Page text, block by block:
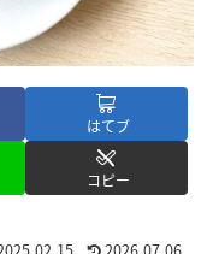
はてブ
コピー
2026.07.06